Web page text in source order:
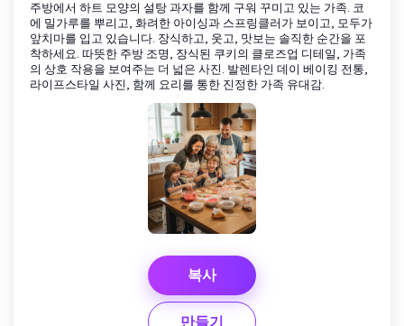
주방에서 하트 모양의 설탕 과자를 함께 구워 꾸미고 있는 가족. 코
에 밀가루를 뿌리고, 화려한 아이싱과 스프링클러가 보이고, 모두가
앞치마를 입고 있습니다. 장식하고, 웃고, 맛보는 솔직한 순간을 포
착하세요. 따뜻한 주방 조명, 장식된 쿠키의 클로즈업 디테일, 가족
의 상호 작용을 보여주는 더 넓은 사진. 발렌타인 데이 베이킹 전통,
라이프스타일 사진, 함께 요리를 통한 진정한 가족 유대감.
복사
만들기